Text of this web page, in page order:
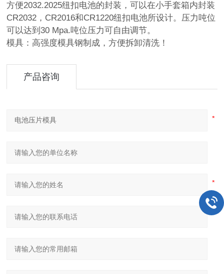
方便2032.2025纽扣电池的封装，可以在小手套箱内封装
CR2032，CR2016和CR1220纽扣电池所设计。压力吨位
可以达到30 Mpa.吨位压力可自由调节。
模具：高强度模具钢制成，方便拆卸清洗！
产品咨询